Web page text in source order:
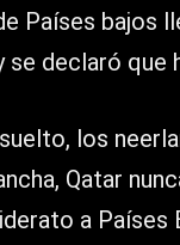
Países bajos
se declaró que
los
Qatar
a Países